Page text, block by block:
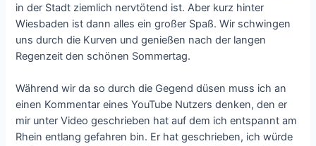
in der Stadt ziemlich nervtötend ist. Aber kurz hinter
Wiesbaden ist dann alles ein großer Spaß. Wir schwingen
uns durch die Kurven und genießen nach der langen
Regenzeit den schönen Sommertag.
Während wir da so durch die Gegend düsen muss ich an
einen Kommentar eines YouTube Nutzers denken, den er
mir unter Video geschrieben hat auf dem ich entspannt am
Rhein entlang gefahren bin. Er hat geschrieben, ich würde